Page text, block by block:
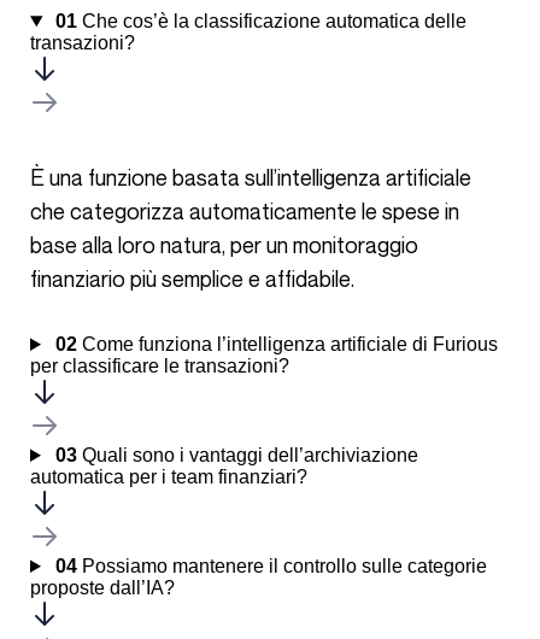
01Che cos’è la classificazione automatica delle
transazioni?
È una funzione basata sull’intelligenza artificiale
che categorizza automaticamente le spese in
base alla loro natura, per un monitoraggio
finanziario più semplice e affidabile.
02Come funziona l’intelligenza artificiale di Furious
per classificare le transazioni?
03Quali sono i vantaggi dell’archiviazione
automatica per i team finanziari?
04Possiamo mantenere il controllo sulle categorie
proposte dall’IA?